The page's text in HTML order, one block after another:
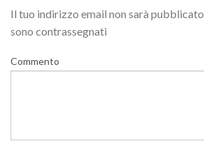
Il tuo indirizzo email non sarà pubblicato.
sono contrassegnati
Commento